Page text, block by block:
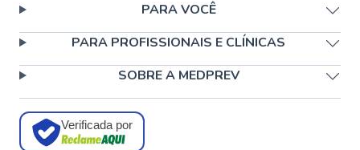
PARA VOCÊ
PARA PROFISSIONAIS E CLÍNICAS
SOBRE A MEDPREV
Verificada por